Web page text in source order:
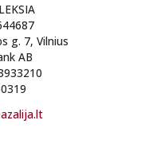
g. 7, Vilnius
AB